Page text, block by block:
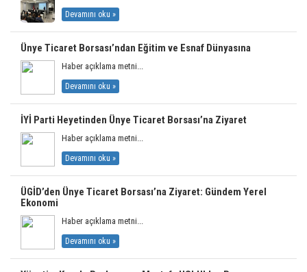
Devamını oku »
Ünye Ticaret Borsası’ndan Eğitim ve Esnaf Dünyasına
Haber açıklama metni...
Devamını oku »
İYİ Parti Heyetinden Ünye Ticaret Borsası’na Ziyaret
Haber açıklama metni...
Devamını oku »
ÜGİD’den Ünye Ticaret Borsası’na Ziyaret: Gündem Yerel
Ekonomi
Haber açıklama metni...
Devamını oku »